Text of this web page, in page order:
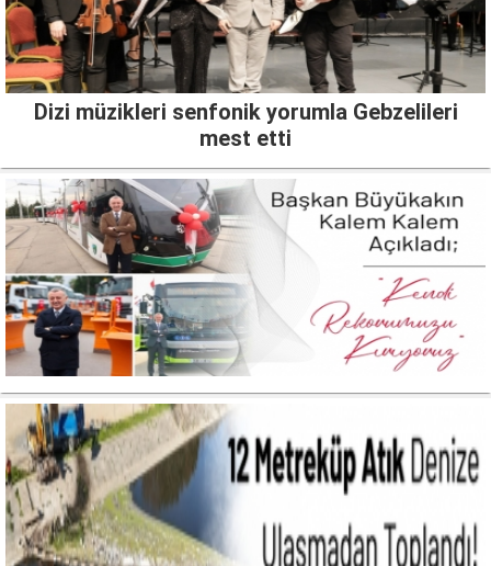
Dizi müzikleri senfonik yorumla Gebzelileri
mest etti